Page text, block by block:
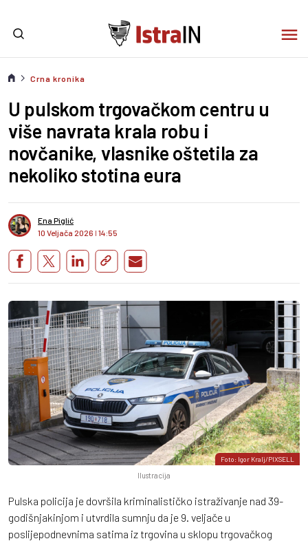
Crna kronika
U pulskom trgovačkom centru u
više navrata krala robu i
novčanike, vlasnike oštetila za
nekoliko stotina eura
Ena Piglić
10 Veljača 2026 I 14:55
Foto: Igor Kralj/PIXSELL
Ilustracija
Pulska policija je dovršila kriminalističko istraživanje nad 39-
godišnjakinjom i utvrdila sumnju da je 9. veljače u
poslijepodnevnima satima iz trgovina u sklopu trgovačkog